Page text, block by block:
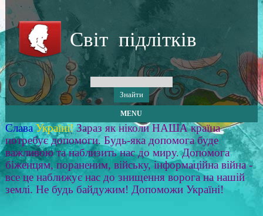
Світ підлітків
MENU
Слава Україні! Зараз як ніколи НАША країна
потребує допомоги. Будь-яка допомога буде
важливою та наблизить нас до миру. Допомога
біженцям, пораненим, війську, інформаційна війна -
все це наближує нас до знищення ворога на нашій
землі. Не будь байдужим! Допоможи Україні!